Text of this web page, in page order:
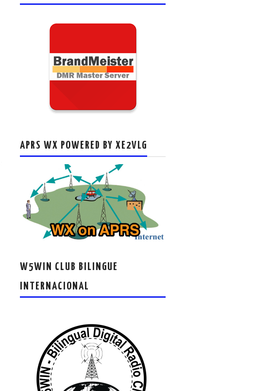
APRS WX POWERED BY XE2VLG
W5WIN CLUB BILINGUE
INTERNACIONAL